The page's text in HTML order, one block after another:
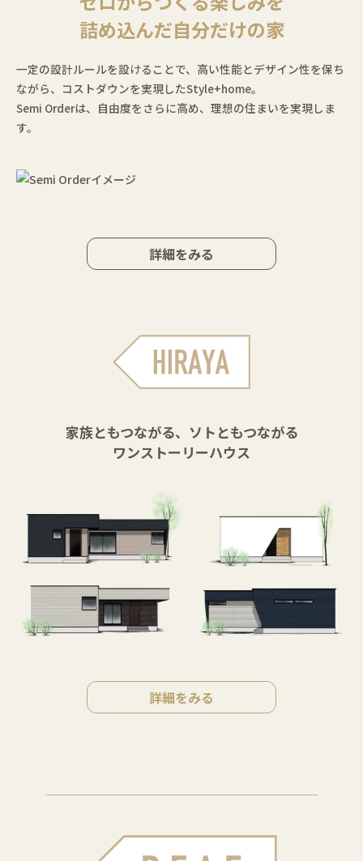
詰め込んだ自分だけの家
一定の設計ルールを設けることで、高い性能とデザイン性を保ち
ながら、コストダウンを実現したStyle+home。
Semi Orderは、自由度をさらに高め、理想の住まいを実現しま
す。
詳細をみる
家族ともつながる、ソトともつながる
ワンストーリーハウス
詳細をみる